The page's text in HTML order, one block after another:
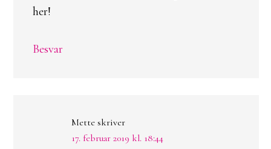
her!
Besvar
Mette skriver
17. februar 2019 kl. 18:44